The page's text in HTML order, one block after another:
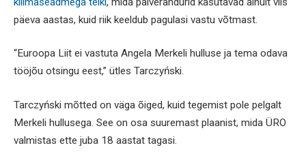
päeva aastas, kuid riik keeldub pagulasi vastu võtmast.
“Euroopa Liit ei vastuta Angela Merkeli hulluse ja tema odava
tööjõu otsingu eest,” ütles Tarczyński.
Tarczyński mõtted on väga õiged, kuid tegemist pole pelgalt
Merkeli hullusega. See on osa suuremast plaanist, mida ÜRO
valmistas ette juba 18 aastat tagasi.